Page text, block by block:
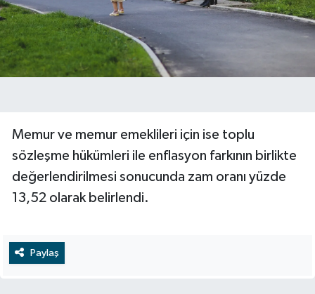
Memur ve memur emeklileri için ise toplu
sözleşme hükümleri ile enflasyon farkının birlikte
değerlendirilmesi sonucunda zam oranı yüzde
13,52 olarak belirlendi.
Paylaş